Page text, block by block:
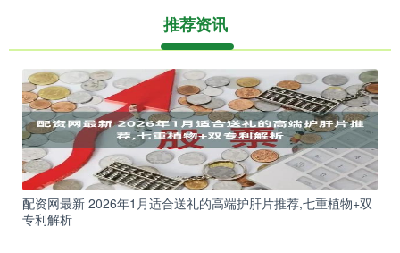
推荐资讯
配资网最新 2026年1月适合送礼的高端护肝片推荐,七重植物+双
专利解析